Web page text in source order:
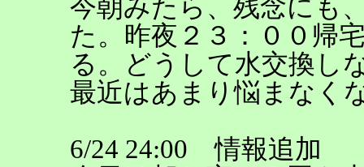
今朝みたら、残念にも
た。昨夜２３：００帰
る。どうして水交換し
最近はあまり悩まなく
6/24 24:00 情報追加